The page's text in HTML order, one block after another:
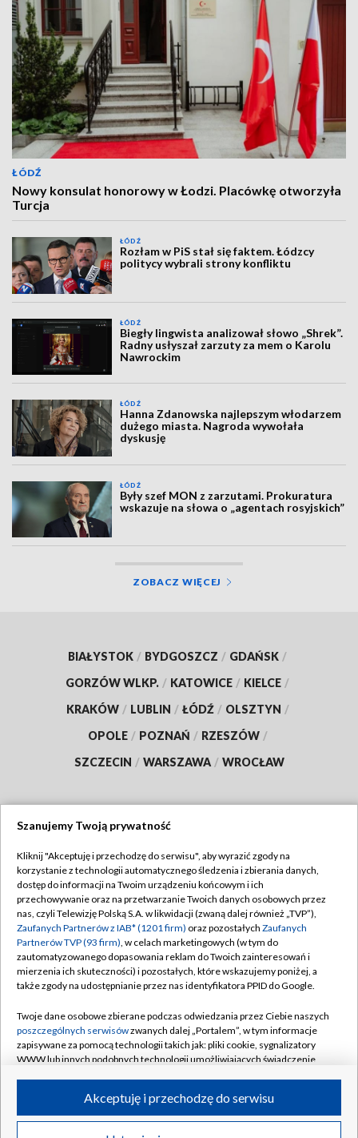
ŁÓDŹ
Nowy konsulat honorowy w Łodzi. Placówkę otworzyła
Turcja
ŁÓDŹ
Rozłam w PiS stał się faktem. Łódzcy
politycy wybrali strony konfliktu
ŁÓDŹ
Biegły lingwista analizował słowo „Shrek”.
Radny usłyszał zarzuty za mem o Karolu
Nawrockim
ŁÓDŹ
Hanna Zdanowska najlepszym włodarzem
dużego miasta. Nagroda wywołała
dyskusję
ŁÓDŹ
Były szef MON z zarzutami. Prokuratura
wskazuje na słowa o „agentach rosyjskich”
ZOBACZ WIĘCEJ
BIAŁYSTOK / BYDGOSZCZ / GDAŃSK /
GORZÓW WLKP. / KATOWICE / KIELCE /
KRAKÓW / LUBLIN / ŁÓDŹ / OLSZTYN /
OPOLE / POZNAŃ / RZESZÓW /
SZCZECIN / WARSZAWA / WROCŁAW
TVP
Abonament TVP
Emisja w TVP
Centrum informacji TVP
Naziemna Telewizja Cyfrowa
Rada Programowa
System NOS
Informacje o nadawcy
Program dla prasy
Regulamin TVP
Polityka prywatności
Moje zgody
Pomoc
Kontakt
Kanały
©2026 Telewizja Polska S.A. w likwidacji
Szanujemy Twoją prywatność
Kliknij "Akceptuję i przechodzę do serwisu", aby wyrazić zgody na
korzystanie z technologii automatycznego śledzenia i zbierania danych,
dostęp do informacji na Twoim urządzeniu końcowym i ich
przechowywanie oraz na przetwarzanie Twoich danych osobowych przez
nas, czyli Telewizję Polską S.A. w likwidacji (zwaną dalej również „TVP”),
Zaufanych Partnerów z IAB* (1201 firm) oraz pozostałych Zaufanych
Partnerów TVP (93 firm), w celach marketingowych (w tym do
zautomatyzowanego dopasowania reklam do Twoich zainteresowań i
mierzenia ich skuteczności) i pozostałych, które wskazujemy poniżej, a
także zgody na udostępnianie przez nas identyfikatora PPID do Google.
Twoje dane osobowe zbierane podczas odwiedzania przez Ciebie naszych
poszczególnych serwisówzwanych dalej „Portalem”, w tym informacje
zapisywane za pomocą technologii takich jak: pliki cookie, sygnalizatory
WWW lub innych podobnych technologii umożliwiających świadczenie
ruchu w Internecie.
Twoje dane osobowe zbierane podczas odwiedzania przez Ciebie
Akceptuję i przechodzę do serwisu